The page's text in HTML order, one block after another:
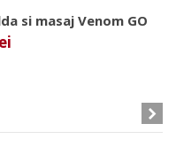
si masaj Venom GO